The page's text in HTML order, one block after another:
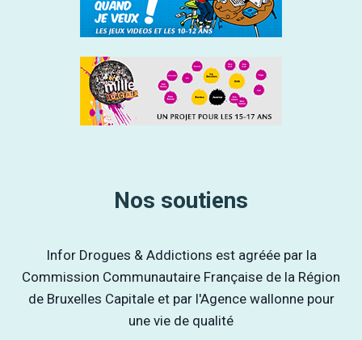
Nos soutiens
Infor Drogues & Addictions est agréée par la
Commission Communautaire Française de la Région
de Bruxelles Capitale et par l'Agence wallonne pour
une vie de qualité